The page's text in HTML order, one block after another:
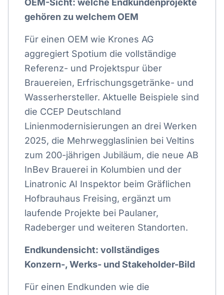
OEM-Sicht: welche Endkundenprojekte
gehören zu welchem OEM
Für einen OEM wie Krones AG
aggregiert Spotium die vollständige
Referenz- und Projektspur über
Brauereien, Erfrischungsgetränke- und
Wasserhersteller. Aktuelle Beispiele sind
die CCEP Deutschland
Linienmodernisierungen an drei Werken
2025, die Mehrwegglaslinien bei Veltins
zum 200-jährigen Jubiläum, die neue AB
InBev Brauerei in Kolumbien und der
Linatronic AI Inspektor beim Gräflichen
Hofbrauhaus Freising, ergänzt um
laufende Projekte bei Paulaner,
Radeberger und weiteren Standorten.
Endkundensicht: vollständiges
Konzern-, Werks- und Stakeholder-Bild
Für einen Endkunden wie die